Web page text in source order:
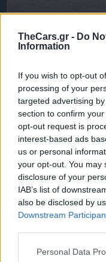
TheCars.gr - Do
Information
If you wish to opt-out
processing of your
targeted advertising
section to confirm
opt-out request is
interest-based ads
us or personal
your opt-out. You may
disclosure of your
IAB’s list of
also be disclosed by
Downstream
Personal Data
Αρης Μορένο |31/10/
Hot Hatch!